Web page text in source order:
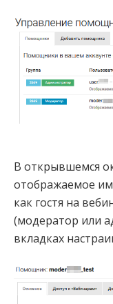
В открывшемся
отображаемое
как гостя на
(модератор или
вкладках